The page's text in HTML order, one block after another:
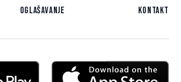
Oglašavanje Kontakt